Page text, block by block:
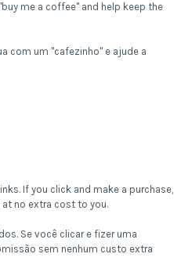
me a coffee" and help keep the
com um "cafezinho" e ajude a
If you click and make a purchase,
no extra cost to you.
Se você clicar e fizer uma
sem nenhum custo extra